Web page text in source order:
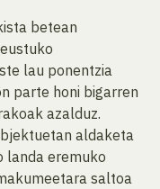
betean
lau ponentzia
parte honi bigarren
azalduz.
aldaketa
landa eremuko
saltoa